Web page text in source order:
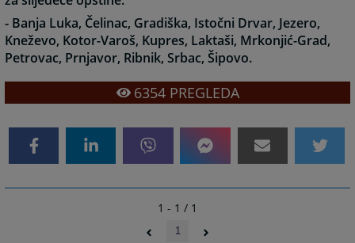
- Banja Luka, Čelinac, Gradiška, Istočni Drvar, Jezero,
Kneževo, Kotor-Varoš, Kupres, Laktaši, Mrkonjić-Grad,
Petrovac, Prnjavor, Ribnik, Srbac, Šipovo.
6354PREGLEDA
1 - 1 / 1
1